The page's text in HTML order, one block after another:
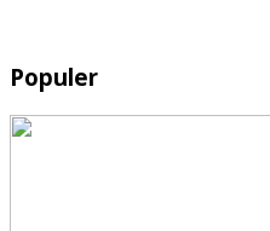
Populer